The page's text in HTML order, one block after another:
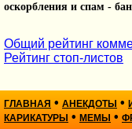
оскорбления и спам -
Общий рейтинг
Рейтинг стоп-листов
ГЛАВНАЯ • АНЕКДОТЫ •
КАРИКАТУРЫ • МЕМЫ •